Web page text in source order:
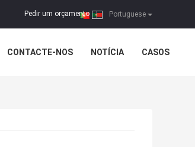
Portuguese
Pedir um orçamento |
CONTACTE-NOS NOTÍCIA CASOS